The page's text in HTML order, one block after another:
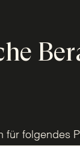
für folgendes